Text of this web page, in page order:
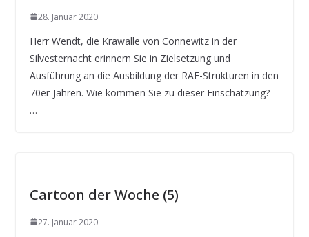
28. Januar 2020
Herr Wendt, die Krawalle von Connewitz in der
Silvesternacht erinnern Sie in Zielsetzung und
Ausführung an die Ausbildung der RAF-Strukturen in den
70er-Jahren. Wie kommen Sie zu dieser Einschätzung?
…
Cartoon der Woche (5)
27. Januar 2020